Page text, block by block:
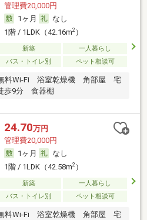
管理費20,000円
1ヶ月
なし
1階 / 1LDK（42.16m2）
新築
一人暮らし
バス・トイレ別 ペット相談可
料Wi-Fi 浴室乾燥機 角部屋 宅
歩9分 食器棚
24.70万円
管理費20,000円
1ヶ月
なし
1階 / 1LDK（42.58m2）
新築
一人暮らし
バス・トイレ別 ペット相談可
料Wi-Fi 浴室乾燥機 角部屋 宅